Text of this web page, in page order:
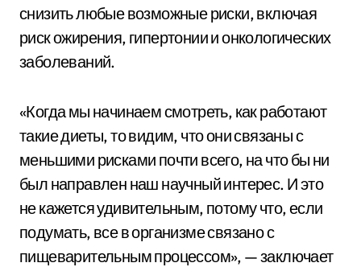
снизить любые возможные риски, включая
риск ожирения, гипертонии и онкологических
заболеваний.
«Когда мы начинаем смотреть, как работают
такие диеты, то видим, что они связаны с
меньшими рисками почти всего, на что бы ни
был направлен наш научный интерес. И это
не кажется удивительным, потому что, если
подумать, все в организме связано с
пищеварительным процессом», — заключает